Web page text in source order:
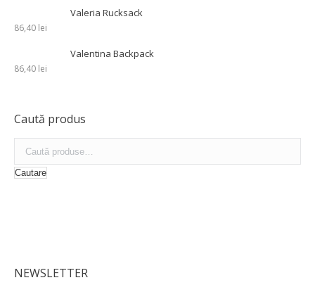
Valeria Rucksack
86,40 lei
Valentina Backpack
86,40 lei
Caută produs
Cautare
NEWSLETTER